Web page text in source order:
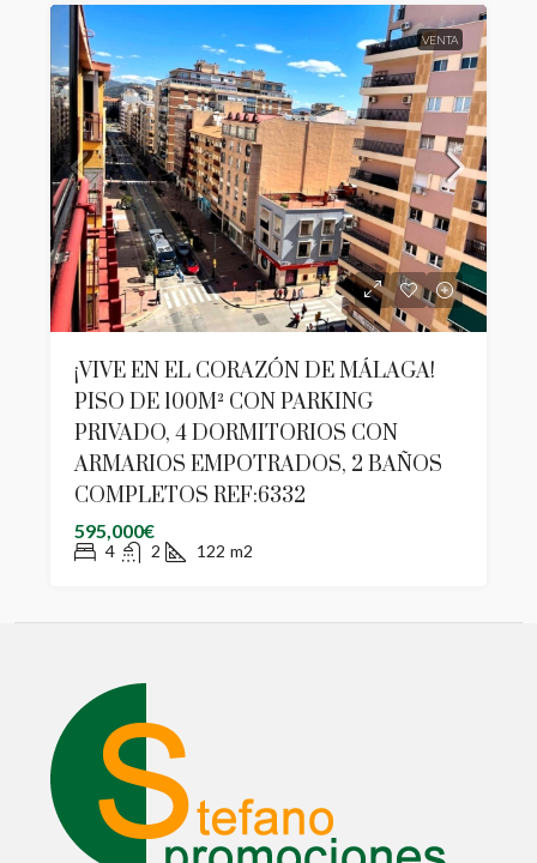
VENTA
¡VIVE EN EL CORAZÓN DE MÁLAGA!
PISO DE 100M² CON PARKING
PRIVADO, 4 DORMITORIOS CON
ARMARIOS EMPOTRADOS, 2 BAÑOS
COMPLETOS REF:6332
595,000€
4 2 122 m2